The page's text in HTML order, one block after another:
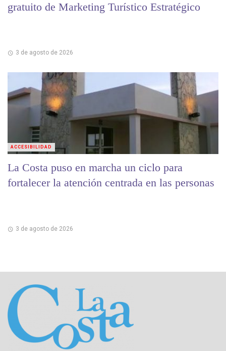
gratuito de Marketing Turístico Estratégico
3 de agosto de 2026
La Costa puso en marcha un ciclo para
fortalecer la atención centrada en las personas
3 de agosto de 2026
ACCESIBILIDAD